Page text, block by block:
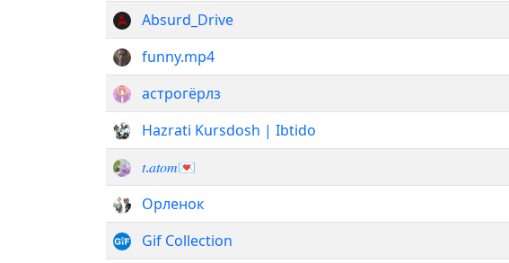
Absurd_Drive
funny.mp4
астрогёрлз
Hazrati Kursdosh | Ibtido
𝑡.𝑎𝑡𝑜𝑚💌
Орленок
Gif Collection